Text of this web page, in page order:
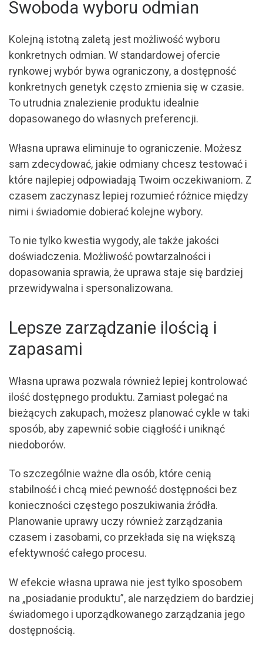
Swoboda wyboru odmian
Kolejną istotną zaletą jest możliwość wyboru
konkretnych odmian. W standardowej ofercie
rynkowej wybór bywa ograniczony, a dostępność
konkretnych genetyk często zmienia się w czasie.
To utrudnia znalezienie produktu idealnie
dopasowanego do własnych preferencji.
Własna uprawa eliminuje to ograniczenie. Możesz
sam zdecydować, jakie odmiany chcesz testować i
które najlepiej odpowiadają Twoim oczekiwaniom. Z
czasem zaczynasz lepiej rozumieć różnice między
nimi i świadomie dobierać kolejne wybory.
To nie tylko kwestia wygody, ale także jakości
doświadczenia. Możliwość powtarzalności i
dopasowania sprawia, że uprawa staje się bardziej
przewidywalna i spersonalizowana.
Lepsze zarządzanie ilością i
zapasami
Własna uprawa pozwala również lepiej kontrolować
ilość dostępnego produktu. Zamiast polegać na
bieżących zakupach, możesz planować cykle w taki
sposób, aby zapewnić sobie ciągłość i uniknąć
niedoborów.
To szczególnie ważne dla osób, które cenią
stabilność i chcą mieć pewność dostępności bez
konieczności częstego poszukiwania źródła.
Planowanie uprawy uczy również zarządzania
czasem i zasobami, co przekłada się na większą
efektywność całego procesu.
W efekcie własna uprawa nie jest tylko sposobem
na „posiadanie produktu”, ale narzędziem do bardziej
świadomego i uporządkowanego zarządzania jego
dostępnością.